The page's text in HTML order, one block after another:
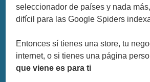
seleccionador de países y nada
difícil para las Google Spiders
Entonces sí tienes una store, tu
internet, o si tienes una página
que viene es para ti